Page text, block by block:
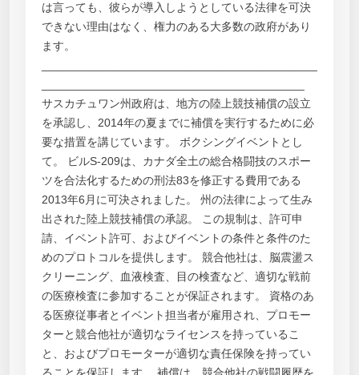
は言っても、彼らが導入しようとしている法律を可決
できない理由はなく、権力のある大多数の政府があり
ます。
サスカチュワン州政府は、地方の陸上競技補償の設立
を承認し、2014年の夏までに補償を実行するために必
要な措置を講じています。 ボクシングイベントとし
て。 ビルS-209は、カナダ全土の総合格闘技のスポー
ツを合法化するための刑法83を修正する費用である
2013年6月に可決されました。 州の法律によって生み
出された陸上競技補償の承認。 この規制は、許可申
請、イベント許可、およびイベントの条件と条件のた
めのプロトコルを提供します。 競合他社は、脳震盪ス
クリーニング、血液検査、目の検査など、適切な戦前
の医療検査に参加することが保証されます。 資格のあ
る医療従事者とイベント担当者が雇用され、プロモー
ターと競合他社が適切なライセンスを持っているこ
と、およびプロモーターが適切な責任保険を持ってい